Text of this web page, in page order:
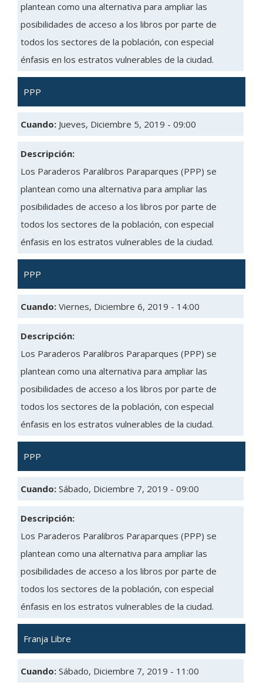
plantean como una alternativa para ampliar las
posibilidades de acceso a los libros por parte de
todos los sectores de la población, con especial
énfasis en los estratos vulnerables de la ciudad.
PPP
Cuando: Jueves, Diciembre 5, 2019 - 09:00
Descripción:
Los Paraderos Paralibros Paraparques (PPP) se
plantean como una alternativa para ampliar las
posibilidades de acceso a los libros por parte de
todos los sectores de la población, con especial
énfasis en los estratos vulnerables de la ciudad.
PPP
Cuando: Viernes, Diciembre 6, 2019 - 14:00
Descripción:
Los Paraderos Paralibros Paraparques (PPP) se
plantean como una alternativa para ampliar las
posibilidades de acceso a los libros por parte de
todos los sectores de la población, con especial
énfasis en los estratos vulnerables de la ciudad.
PPP
Cuando: Sábado, Diciembre 7, 2019 - 09:00
Descripción:
Los Paraderos Paralibros Paraparques (PPP) se
plantean como una alternativa para ampliar las
posibilidades de acceso a los libros por parte de
todos los sectores de la población, con especial
énfasis en los estratos vulnerables de la ciudad.
Franja Libre
Cuando: Sábado, Diciembre 7, 2019 - 11:00